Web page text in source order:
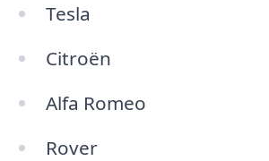
Tesla
Citroën
Alfa Romeo
Rover